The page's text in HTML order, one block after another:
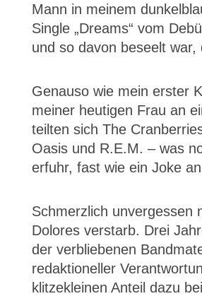
Mann in meinem
Single „Dreams“ vom
und so davon beseelt
Genauso wie mein erster
meiner heutigen Frau an
teilten sich The
Oasis und R.E.M. – was
erfuhr, fast wie ein Joke
Schmerzlich unvergessen
Dolores verstarb. Drei
der verbliebenen
redaktioneller
klitzekleinen Anteil dazu